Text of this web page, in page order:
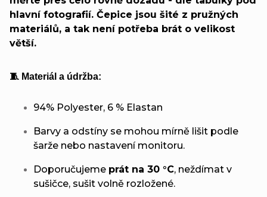
hlavní fotografií. Čepice jsou šité z pružných
materiálů, a tak není potřeba brát o velikost
větší.
🧵 Materiál a údržba:
94% Polyester, 6 % Elastan
Barvy a odstíny se mohou mírně lišit podle
šarže nebo nastavení monitoru.
Doporučujeme prát na 30 °C, neždímat v
sušičce, sušit volně rozložené.